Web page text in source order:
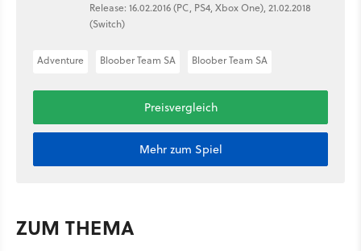
Release: 16.02.2016 (PC, PS4, Xbox One), 21.02.2018
(Switch)
Adventure Bloober Team SA Bloober Team SA
Preisvergleich
Mehr zum Spiel
ZUM THEMA